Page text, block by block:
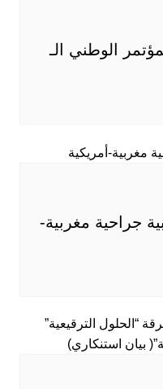
الوطني الـ
جراحية مغربية-